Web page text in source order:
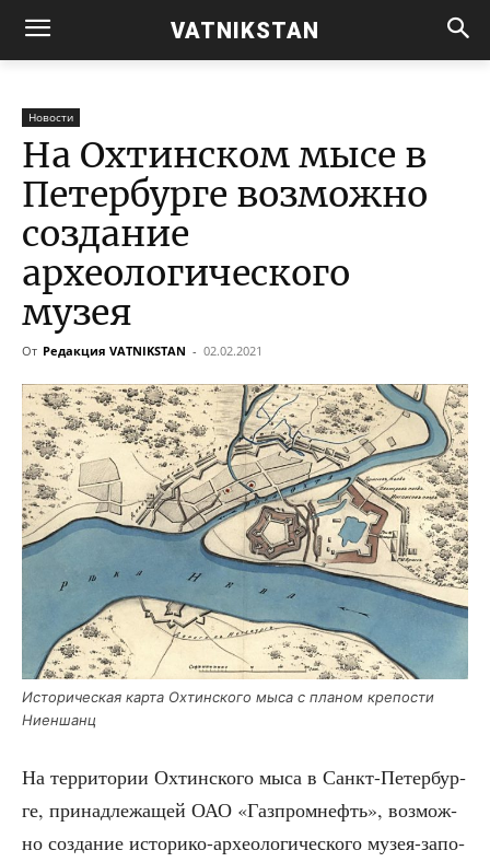
VATNIKSTAN
Новости
На Охтинском мысе в
Петербурге возможно
создание
археологического
музея
От Редакция VATNIKSTAN - 02.02.2021
Исто­ри­че­ская кар­та Охтин­ско­го мыса с пла­ном кре­по­сти
Ниеншанц
На тер­ри­то­рии Охтин­ско­го мыса в Санкт-Петер­бур­
ге, при­над­ле­жа­щей ОАО «Газ­пром­нефть», воз­мож­
но созда­ние исто­ри­ко-архео­ло­ги­че­ско­го музея-запо­